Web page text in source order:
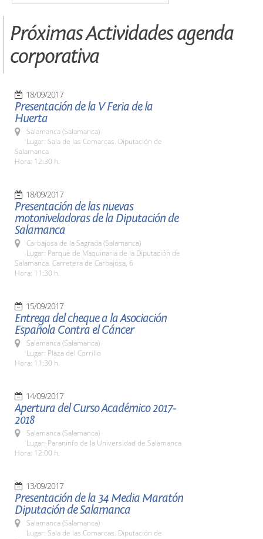
Próximas Actividades agenda
corporativa
18/09/2017
Presentación de la V Feria de la
Huerta
Salamanca (Salamanca)
Lugar: Sala de las Comarcas. Diputación de
Salamanca
Hora: 12:30 h.
18/09/2017
Presentación de las nuevas
motoniveladoras de la Diputación de
Salamanca
Carbajosa de la Sagrada (Salamanca)
Lugar: Parque de Maquinaria de la Diputación de
Salamanca. Carretera de Carbajosa, 6
Hora: 11:30 h.
15/09/2017
Entrega del cheque a la Asociación
Española Contra el Cáncer
Salamanca (Salamanca)
Lugar: Plaza del Corrillo
Hora: 11:30 h.
14/09/2017
Apertura del Curso Académico 2017-
2018
Salamanca (Salamanca)
Lugar: Paraninfo de la Universidad de Salamanca
Hora: 12:00 h.
13/09/2017
Presentación de la 34 Media Maratón
Diputación de Salamanca
Salamanca (Salamanca)
Lugar: Sala de las Comarcas. Diputación de